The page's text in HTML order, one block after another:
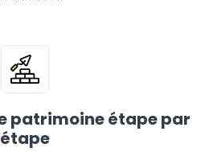
patrimoine étape par
étape